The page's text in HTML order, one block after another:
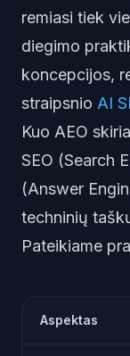
remiasi tiek
diegimo
koncepcijos,
straipsnio AI
Kuo AEO
SEO (Search
(Answer
techninių
Pateikiame
Aspektas